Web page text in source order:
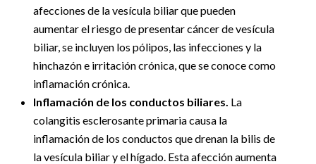
afecciones de la vesícula biliar que pueden
aumentar el riesgo de presentar cáncer de vesícula
biliar, se incluyen los pólipos, las infecciones y la
hinchazón e irritación crónica, que se conoce como
inflamación crónica.
Inflamación de los conductos biliares. La
colangitis esclerosante primaria causa la
inflamación de los conductos que drenan la bilis de
la vesícula biliar y el hígado. Esta afección aumenta